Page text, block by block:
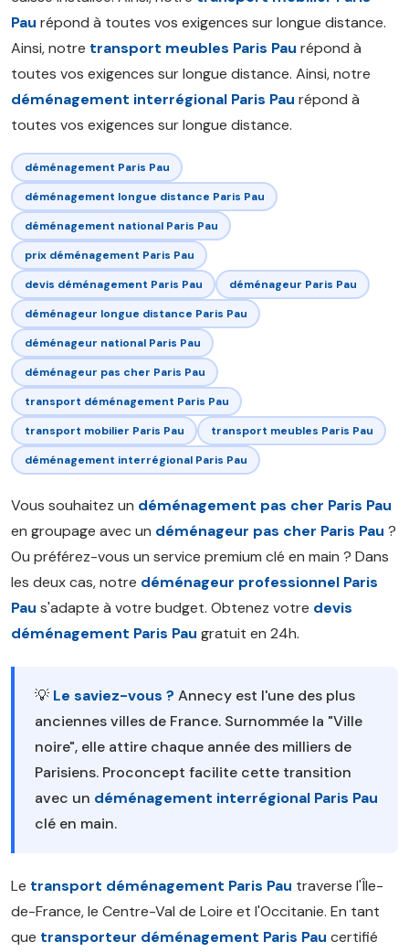
Pau répond à toutes vos exigences sur longue distance.
Ainsi, notre transport meubles Paris Pau répond à
toutes vos exigences sur longue distance. Ainsi, notre
déménagement interrégional Paris Pau répond à
toutes vos exigences sur longue distance.
déménagement Paris Pau
déménagement longue distance Paris Pau
déménagement national Paris Pau
prix déménagement Paris Pau
devis déménagement Paris Pau
déménageur Paris Pau
déménageur longue distance Paris Pau
déménageur national Paris Pau
déménageur pas cher Paris Pau
transport déménagement Paris Pau
transport mobilier Paris Pau
transport meubles Paris Pau
déménagement interrégional Paris Pau
Vous souhaitez un déménagement pas cher Paris Pau
en groupage avec un déménageur pas cher Paris Pau ?
Ou préférez-vous un service premium clé en main ? Dans
les deux cas, notre déménageur professionnel Paris
Pau s'adapte à votre budget. Obtenez votre devis
déménagement Paris Pau gratuit en 24h.
💡 Le saviez-vous ? Annecy est l'une des plus
anciennes villes de France. Surnommée la "Ville
noire", elle attire chaque année des milliers de
Parisiens. Proconcept facilite cette transition
avec un déménagement interrégional Paris Pau
clé en main.
Le transport déménagement Paris Pau traverse l'Île-
de-France, le Centre-Val de Loire et l'Occitanie. En tant
que transporteur déménagement Paris Pau certifié